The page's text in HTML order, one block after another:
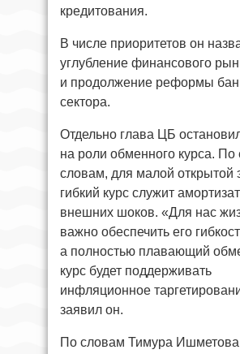
кредитования.
В числе приоритетов он
углубление финансового
и продолжение реформы
сектора.
Отдельно глава ЦБ
на роли обменного курса. По
словам, для малой открытой
гибкий курс служит
внешних шоков. «Для нас
важно обеспечить его
а полностью плавающий
курс будет поддерживать
инфляционное
заявил он.
По словам Тимура